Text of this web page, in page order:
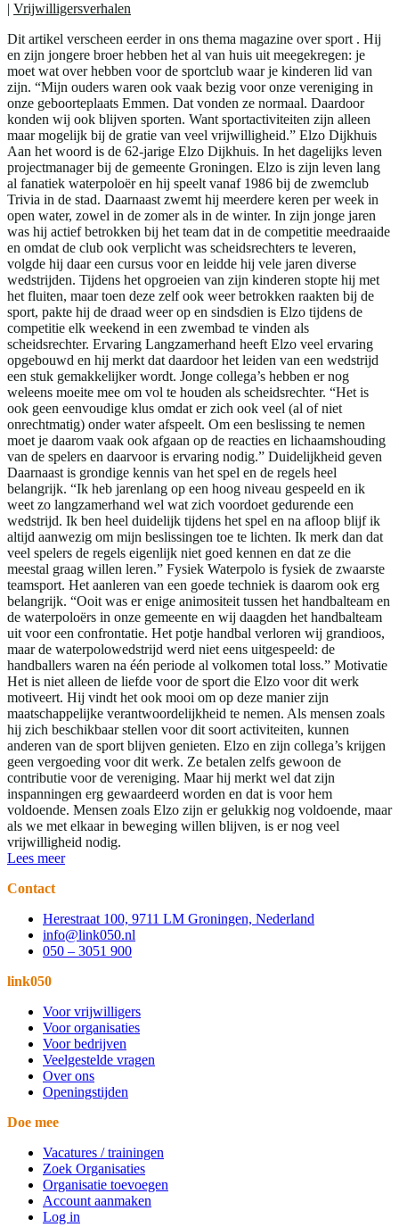
| Vrijwilligersverhalen
Dit artikel verscheen eerder in ons thema magazine over sport . Hij
en zijn jongere broer hebben het al van huis uit meegekregen: je
moet wat over hebben voor de sportclub waar je kinderen lid van
zijn. “Mijn ouders waren ook vaak bezig voor onze vereniging in
onze geboorteplaats Emmen. Dat vonden ze normaal. Daardoor
konden wij ook blijven sporten. Want sportactiviteiten zijn alleen
maar mogelijk bij de gratie van veel vrijwilligheid.” Elzo Dijkhuis
Aan het woord is de 62-jarige Elzo Dijkhuis. In het dagelijks leven
projectmanager bij de gemeente Groningen. Elzo is zijn leven lang
al fanatiek waterpoloër en hij speelt vanaf 1986 bij de zwemclub
Trivia in de stad. Daarnaast zwemt hij meerdere keren per week in
open water, zowel in de zomer als in de winter. In zijn jonge jaren
was hij actief betrokken bij het team dat in de competitie meedraaide
en omdat de club ook verplicht was scheidsrechters te leveren,
volgde hij daar een cursus voor en leidde hij vele jaren diverse
wedstrijden. Tijdens het opgroeien van zijn kinderen stopte hij met
het fluiten, maar toen deze zelf ook weer betrokken raakten bij de
sport, pakte hij de draad weer op en sindsdien is Elzo tijdens de
competitie elk weekend in een zwembad te vinden als
scheidsrechter. Ervaring Langzamerhand heeft Elzo veel ervaring
opgebouwd en hij merkt dat daardoor het leiden van een wedstrijd
een stuk gemakkelijker wordt. Jonge collega’s hebben er nog
weleens moeite mee om vol te houden als scheidsrechter. “Het is
ook geen eenvoudige klus omdat er zich ook veel (al of niet
onrechtmatig) onder water afspeelt. Om een beslissing te nemen
moet je daarom vaak ook afgaan op de reacties en lichaamshouding
van de spelers en daarvoor is ervaring nodig.” Duidelijkheid geven
Daarnaast is grondige kennis van het spel en de regels heel
belangrijk. “Ik heb jarenlang op een hoog niveau gespeeld en ik
weet zo langzamerhand wel wat zich voordoet gedurende een
wedstrijd. Ik ben heel duidelijk tijdens het spel en na afloop blijf ik
altijd aanwezig om mijn beslissingen toe te lichten. Ik merk dan dat
veel spelers de regels eigenlijk niet goed kennen en dat ze die
meestal graag willen leren.” Fysiek Waterpolo is fysiek de zwaarste
teamsport. Het aanleren van een goede techniek is daarom ook erg
belangrijk. “Ooit was er enige animositeit tussen het handbalteam en
de waterpoloërs in onze gemeente en wij daagden het handbalteam
uit voor een confrontatie. Het potje handbal verloren wij grandioos,
maar de waterpolowedstrijd werd niet eens uitgespeeld: de
handballers waren na één periode al volkomen total loss.” Motivatie
Het is niet alleen de liefde voor de sport die Elzo voor dit werk
motiveert. Hij vindt het ook mooi om op deze manier zijn
maatschappelijke verantwoordelijkheid te nemen. Als mensen zoals
hij zich beschikbaar stellen voor dit soort activiteiten, kunnen
anderen van de sport blijven genieten. Elzo en zijn collega’s krijgen
geen vergoeding voor dit werk. Ze betalen zelfs gewoon de
contributie voor de vereniging. Maar hij merkt wel dat zijn
inspanningen erg gewaardeerd worden en dat is voor hem
voldoende. Mensen zoals Elzo zijn er gelukkig nog voldoende, maar
als we met elkaar in beweging willen blijven, is er nog veel
vrijwilligheid nodig.
Lees meer
Contact
Herestraat 100, 9711 LM Groningen, Nederland
info@link050.nl
050 – 3051 900
link050
Voor vrijwilligers
Voor organisaties
Voor bedrijven
Veelgestelde vragen
Over ons
Openingstijden
Doe mee
Vacatures / trainingen
Zoek Organisaties
Organisatie toevoegen
Account aanmaken
Log in